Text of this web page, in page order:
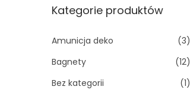
i
a
t
i
t
n
t
k
j
:
Kategorie produktów
Amunicja deko
(3)
Bagnety
(12)
Bez kategorii
(1)